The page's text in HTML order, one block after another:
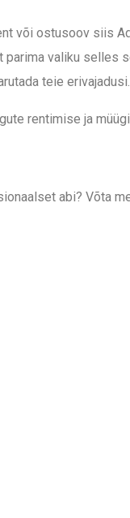
või ostusoov siis
valiku selles
teie erivajadusi.
rentimise ja
abi? Võta